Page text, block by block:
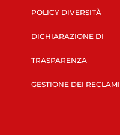
POLICY DIVERSITÀ
DICHIARAZIONE DI
TRASPARENZA
GESTIONE DEI RECLAMI